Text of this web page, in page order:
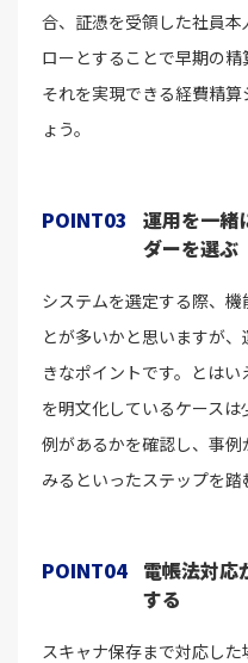
合、証憑を受領した社員
ローとすることで早期の精
それを実現できる経費精
ょう。
POINT03
運用を一緒
ダーを選ぶ
システムを選定する際、
とが多いかと思いますが
きなポイントです。とは
を明文化しているケース
例があるかを確認し、事
みるといったステップを踏
POINT04 電帳法対応
する
スキャナ保存まで対応し